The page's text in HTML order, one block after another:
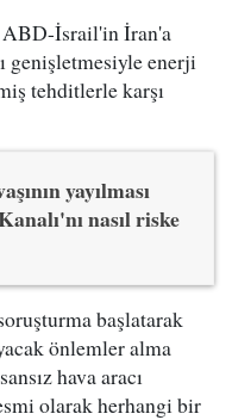
İsrail'in İran'a
genişletmesiyle enerji
tehditlerle karşı
yayılması
nasıl riske
başlatarak
önlemler alma
hava aracı
olarak herhangi bir